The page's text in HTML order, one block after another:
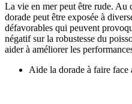
La vie en mer peut être rude. Au
dorade peut être exposée à
défavorables qui peuvent
négatif sur la robustesse du
aider à améliorer les
Aide la dorade à faire face